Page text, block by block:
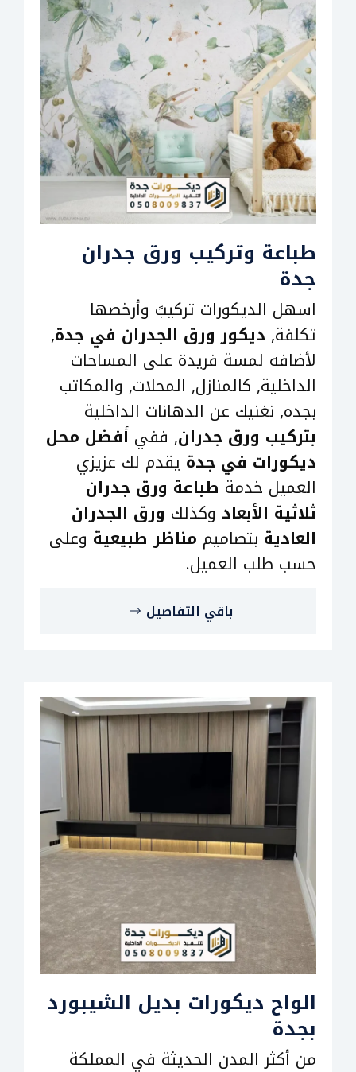
طباعة وتركيب ورق جدران
جدة
اسهل الديكورات تركيبً وأرخصها
تكلفة, ديكور ورق الجدران في جدة,
لأضافه لمسة فريدة على المساحات
الداخلية, كالمنازل, المحلات, والمكاتب
بجده, نغنيك عن الدهانات الداخلية
بتركيب ورق جدران, ففي أفضل محل
ديكورات في جدة يقدم لك عزيزي
العميل خدمة طباعة ورق جدران
ثلاثية الأبعاد وكذلك ورق الجدران
العادية بتصاميم مناظر طبيعية وعلى
حسب طلب العميل.
باقي التفاصيل
الواح ديكورات بديل الشيبورد
بجدة
من أكثر المدن الحديثة في المملكة